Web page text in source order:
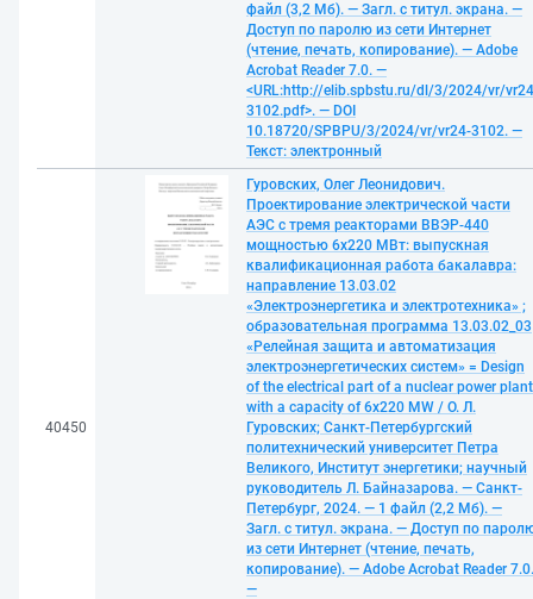
файл (3,2 Мб). — Загл. с титул. экрана. —
Доступ по паролю из сети Интернет
(чтение, печать, копирование). — Adobe
Acrobat Reader 7.0. —
<URL:http://elib.spbstu.ru/dl/3/2024/vr/
3102.pdf>. — DOI
10.18720/SPBPU/3/2024/vr/vr24-3102. —
Текст: электронный
40450
Гуровских, Олег Леонидович.
Проектирование электрической части
АЭС с тремя реакторами ВВЭР-440
мощностью 6х220 МВт: выпускная
квалификационная работа бакалавра:
направление 13.03.02
«Электроэнергетика и электротехника» ;
образовательная программа 13.03.02_03
«Релейная защита и автоматизация
электроэнергетических систем» = Design
of the electrical part of a nuclear power plant
with a capacity of 6x220 MW / О. Л.
Гуровских; Санкт-Петербургский
политехнический университет Петра
Великого, Институт энергетики; научный
руководитель Л. Байназарова. — Санкт-
Петербург, 2024. — 1 файл (2,2 Мб). —
Загл. с титул. экрана. — Доступ по
из сети Интернет (чтение, печать,
копирование). — Adobe Acrobat Reader 7.0.
—